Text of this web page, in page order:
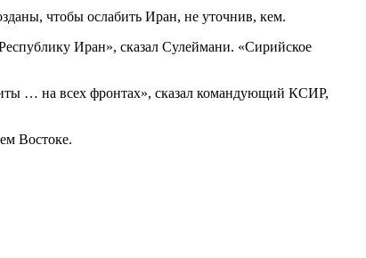
чтобы ослабить Иран, не уточнив, кем.
Иран», сказал Сулеймани. «Сирийское
… на всех фронтах», сказал командующий КСИР,
Востоке.